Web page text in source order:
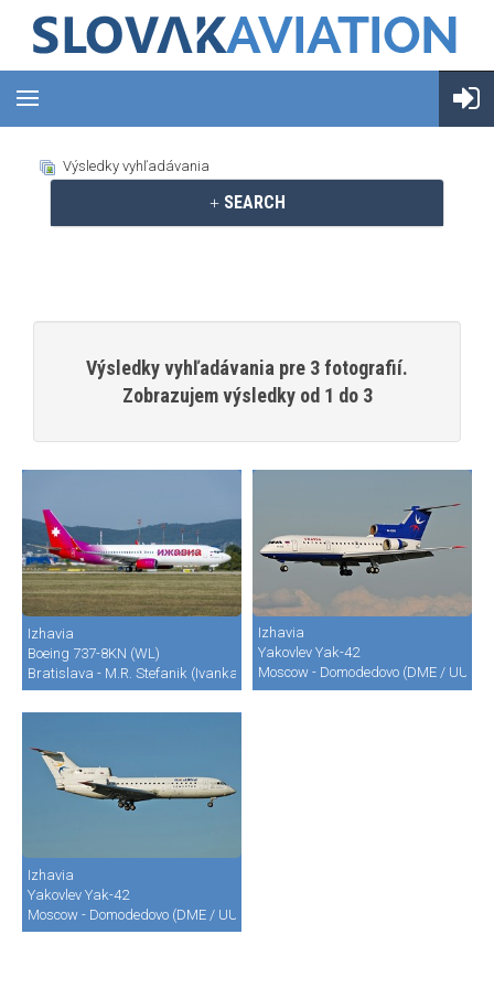
Výsledky vyhľadávania
SEARCH
Výsledky vyhľadávania pre 3 fotografií.
Zobrazujem výsledky od 1 do 3
Izhavia
Boeing 737-8KN (WL)
Bratislava - M.R. Stefanik (Ivanka) (BTS / LZIB)
Izhavia
Yakovlev Yak-42
Moscow - Domodedovo (DME / UUDD)
Izhavia
Yakovlev Yak-42
Moscow - Domodedovo (DME / UUDD)